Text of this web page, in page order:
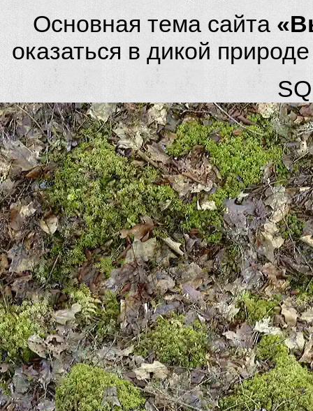
Основная тема сайта
оказаться в дикой